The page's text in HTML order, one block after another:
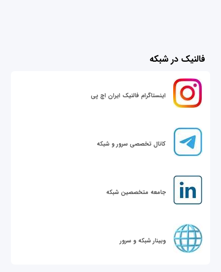
فالنیک در شبکه
اینستاگرام فالنیک ایران اچ پی
کانال تخصصی سرور و شبکه
جامعه متخصصین شبکه
وبینار شبکه و سرور